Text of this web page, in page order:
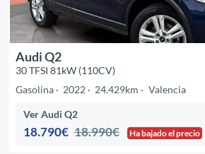
Audi Q2
30 TFSI 81kW (110CV)
Gasolina
2022 24.429km Valencia
Ver Audi Q2
18.790€ 18.990€ Ha bajado el precio